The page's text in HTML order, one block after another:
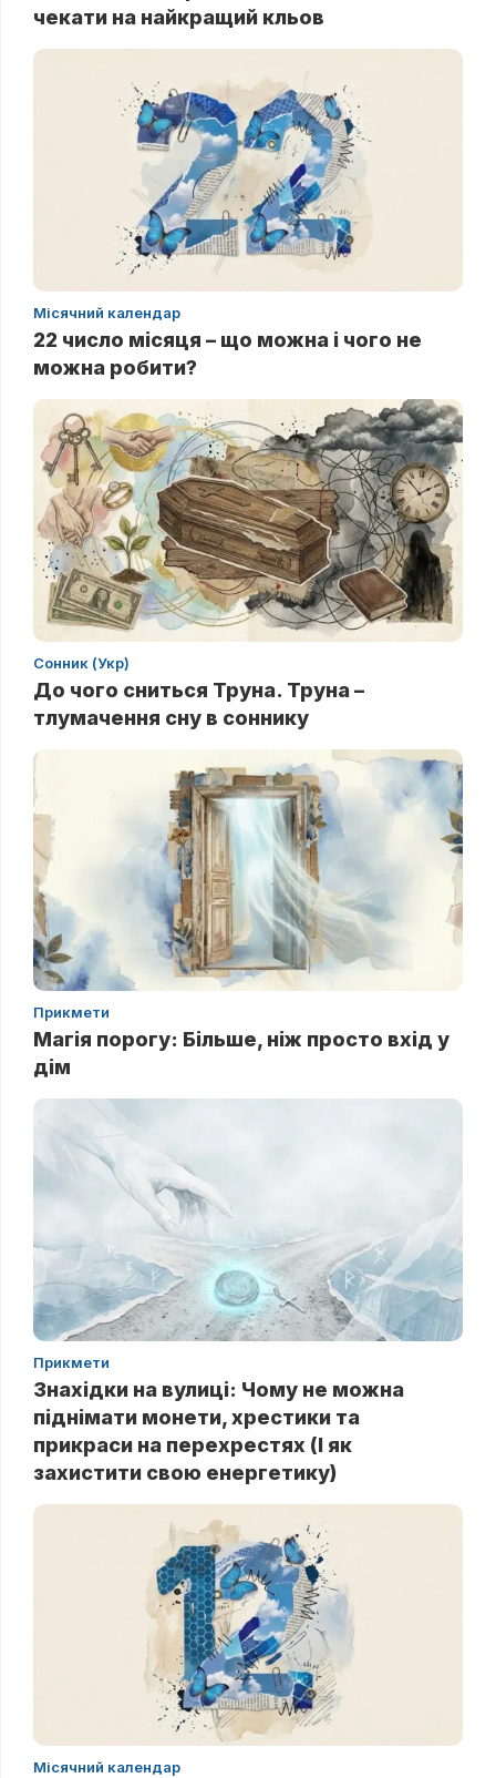
чекати на найкращий кльов
Місячний календар
22 число місяця – що можна і чого не
можна робити?
Сонник (Укр)
До чого сниться Труна. Труна –
тлумачення сну в соннику
Прикмети
Магія порогу: Більше, ніж просто вхід у
дім
Прикмети
Знахідки на вулиці: Чому не можна
піднімати монети, хрестики та
прикраси на перехрестях (І як
захистити свою енергетику)
Місячний календар